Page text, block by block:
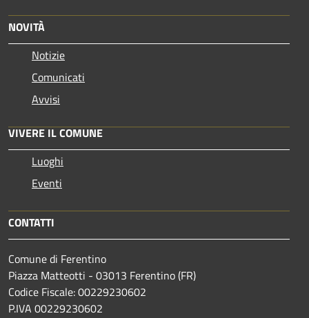
NOVITÀ
Notizie
Comunicati
Avvisi
VIVERE IL COMUNE
Luoghi
Eventi
CONTATTI
Comune di Ferentino
Piazza Matteotti - 03013 Ferentino (FR)
Codice Fiscale: 00229230602
P.IVA 00229230602